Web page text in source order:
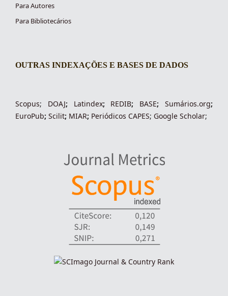
Para Autores
Para Bibliotecários
indexacoes-fronteiras
OUTRAS INDEXAÇÕES E BASES DE DADOS
Scopus; DOAJ; Latindex; REDIB; BASE;Sumários.org;
EuroPub; Scilit; MIAR; Periódicos CAPES; Google Scholar;
indexadores-fronteiras